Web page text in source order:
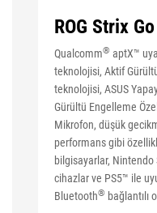
ROG Strix
Qualcomm® aptX™
teknolojisi, Aktif
teknolojisi, ASUS
Gürültü Engelleme
Mikrofon, düşük
performans gibi
bilgisayarlar, Nintendo
cihazlar ve PS5™ ile
Bluetooth® bağlantılı